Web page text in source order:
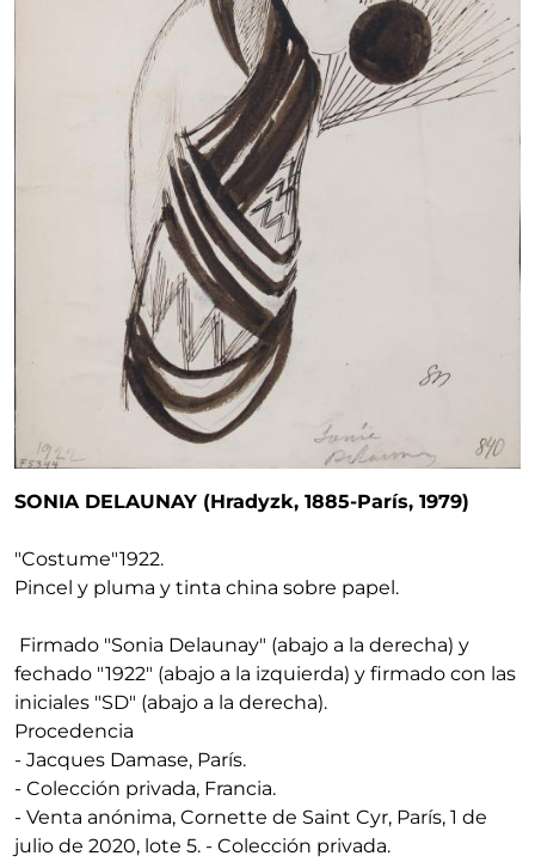
SONIA DELAUNAY (Hradyzk, 1885-París, 1979)
"Costume"1922.
Pincel y pluma y tinta china sobre papel.
Firmado "Sonia Delaunay" (abajo a la derecha) y
fechado "1922" (abajo a la izquierda) y firmado con las
iniciales "SD" (abajo a la derecha).
Procedencia
- Jacques Damase, París.
- Colección privada, Francia.
- Venta anónima, Cornette de Saint Cyr, París, 1 de
julio de 2020, lote 5. - Colección privada.